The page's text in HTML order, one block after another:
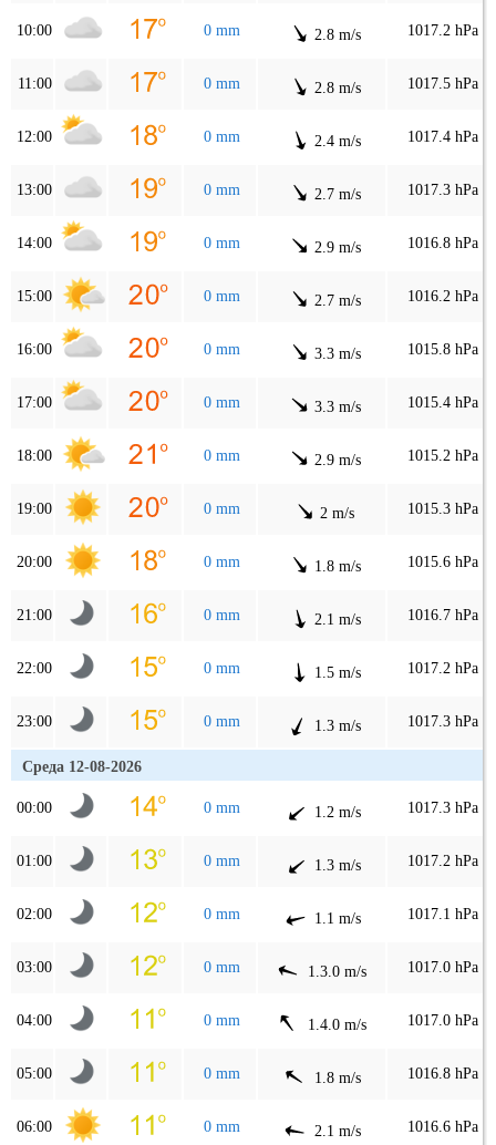
10:00 0 mm 2.8 m/s 1017.2 hPa
11:00 0 mm 2.8 m/s 1017.5 hPa
12:00 0 mm 2.4 m/s 1017.4 hPa
13:00 0 mm 2.7 m/s 1017.3 hPa
14:00 0 mm 2.9 m/s 1016.8 hPa
15:00 0 mm 2.7 m/s 1016.2 hPa
16:00 0 mm 3.3 m/s 1015.8 hPa
17:00 0 mm 3.3 m/s 1015.4 hPa
18:00 0 mm 2.9 m/s 1015.2 hPa
19:00 0 mm 2 m/s 1015.3 hPa
20:00 0 mm 1.8 m/s 1015.6 hPa
21:00 0 mm 2.1 m/s 1016.7 hPa
22:00 0 mm 1.5 m/s 1017.2 hPa
23:00 0 mm 1.3 m/s 1017.3 hPa
Среда 12-08-2026
00:00 0 mm 1.2 m/s 1017.3 hPa
01:00 0 mm 1.3 m/s 1017.2 hPa
02:00 0 mm 1.1 m/s 1017.1 hPa
03:00 0 mm 1.3.0 m/s 1017.0 hPa
04:00 0 mm 1.4.0 m/s 1017.0 hPa
05:00 0 mm 1.8 m/s 1016.8 hPa
06:00 0 mm 2.1 m/s 1016.6 hPa